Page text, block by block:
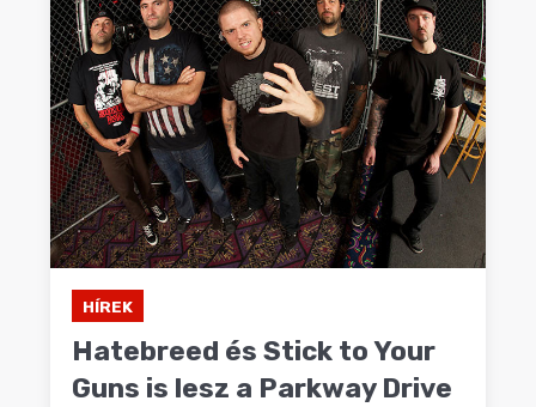
HÍREK
Hatebreed és Stick to Your
Guns is lesz a Parkway Drive